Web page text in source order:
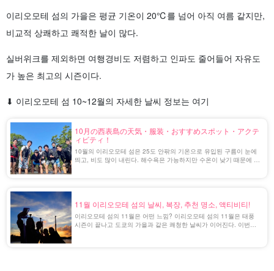
이리오모테 섬의 가을은 평균 기온이 20℃를 넘어 아직 여름 같지만,
비교적 상쾌하고 쾌적한 날이 많다.
실버위크를 제외하면 여행경비도 저렴하고 인파도 줄어들어 자유도
가 높은 최고의 시즌이다.
⬇︎ 이리오모테 섬 10~12월의 자세한 날씨 정보는 여기
10月の西表島の天気・服装・おすすめスポット・アクテ
ィビティ！
10월의 이리오모테 섬은 25도 안팎의 기온으로 유입된 구름이 눈에
띄고, 비도 많이 내린다. 해수욕은 가능하지만 수온이 낮기 때문에 스
11월 이리오모테 섬의 날씨, 복장, 추천 명소, 액티비티!
이리오모테 섬의 11월은 어떤 느낌? 이리오모테 섬의 11월은 태풍
시즌이 끝나고 도쿄의 가을과 같은 쾌청한 날씨가 이어진다. 이번에